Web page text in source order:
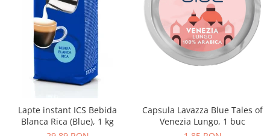
Lapte instant ICS Bebida
Blanca Rica (Blue), 1 kg
Capsula Lavazza Blue Tales of
Venezia Lungo, 1 buc